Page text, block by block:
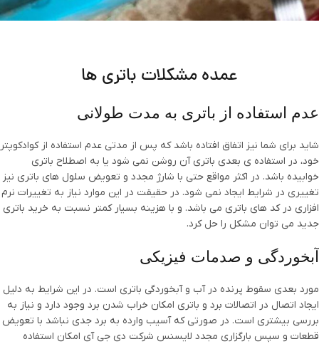
عمده مشکلات باتری ها
عدم استفاده از باتری به مدت طولانی
شاید برای شما نیز اتفاق افتاده باشد که پس از مدتی عدم استفاده از کوادکوپتر
خود، در استفاده ی بعدی باتری آن روشن نمی شود یا به اصطلاح باتری
خوابیده باشد. در اکثر مواقع حتی با شارژ مجدد و تعویض سلول های باتری نیز
تغییری در شرایط ایجاد نمی شود. در حقیقت در این موارد نیاز به تغییرات نرم
افزاری در کد های باتری می باشد. و با هزینه بسیار کمتر نسبت به خرید باتری
جدید می توان مشکل را حل کرد.
آبخوردگی و صدمات فیزیکی
مورد بعدی سقوط پرنده در آب و آبخوردگی باتری است. در این شرایط به دلیل
ایجاد اتصال در اتصالات برد و باتری امکان خراب شدن برد وجود دارد و نیاز به
بررسی بیشتری است. در صورتی که آسیب وارده به برد جدی نباشد با تعویض
قطعات و سپس بارگزاری مجدد لایسنس شرکت دی جی آی امکان استفاده